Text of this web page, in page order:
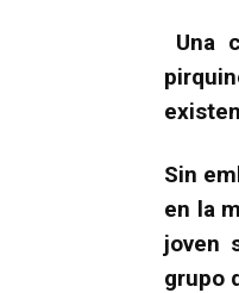
Una
Sin
en la
joven
grupo